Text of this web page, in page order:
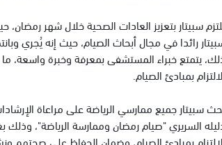
سبيتار بتعزيز العادات الصحية خلال شهر
رائدا في مجال أبحاث الصيام، حيث إنه يُجري
يتمتع خبراء المستشفى بمعرفة وخبرة واسعة،
بمبادئ الصيام.
سبيتار جميع ممارسي الرياضة على مراعاة
السريري "صيام رمضان وممارسة الرياضة"، وذلك
بمبادئ الصيام، وضمان الحفاظ على